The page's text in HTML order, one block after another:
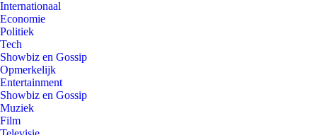
Internationaal
Economie
Politiek
Tech
Showbiz en Gossip
Opmerkelijk
Entertainment
Showbiz en Gossip
Muziek
Film